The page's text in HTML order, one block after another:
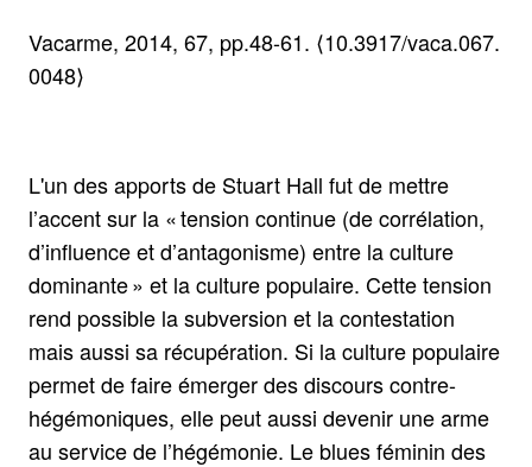
Vacarme, 2014, 67, pp.48-61. ⟨10.3917/vaca.067.
0048⟩
L'un des apports de Stuart Hall fut de mettre
l’accent sur la « tension continue (de corrélation,
d’influence et d’antagonisme) entre la culture
dominante » et la culture populaire. Cette tension
rend possible la subversion et la contestation
mais aussi sa récupération. Si la culture populaire
permet de faire émerger des discours contre-
hégémoniques, elle peut aussi devenir une arme
au service de l’hégémonie. Le blues féminin des